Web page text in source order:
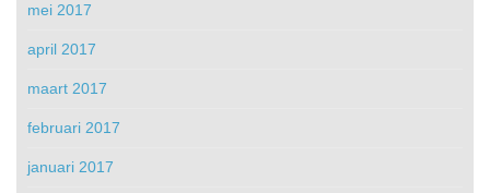
mei 2017
april 2017
maart 2017
februari 2017
januari 2017